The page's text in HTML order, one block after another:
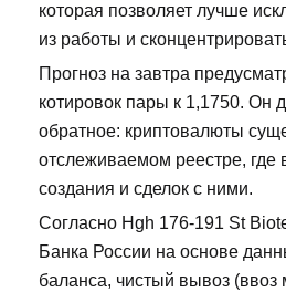
которая позволяет лучше
из работы и
Прогноз на завтра
котировок пары к 1,1750. Он
обратное: криптовалюты
отслеживаемом реестре, где
создания и сделок с ними.
Согласно Hgh 176-191 St
Банка России на основе
баланса, чистый вывоз (ввоз